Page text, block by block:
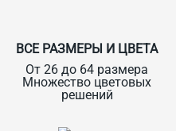
ВСЕ РАЗМЕРЫ И ЦВЕТА
От 26 до 64 размера
Множество цветовых
решений